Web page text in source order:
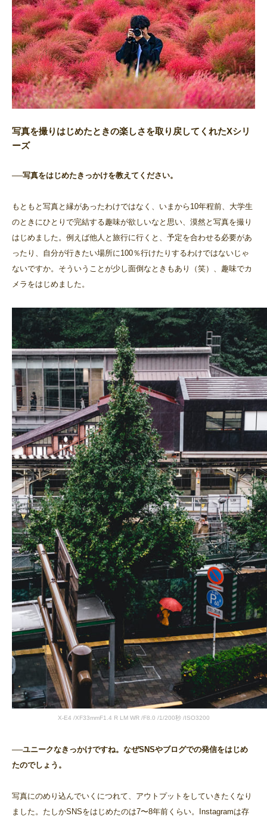
写真を撮りはじめたときの楽しさを取り戻してくれたXシリ
ーズ
──写真をはじめたきっかけを教えてください。
もともと写真と縁があったわけではなく、いまから10年程前、大学生
のときにひとりで完結する趣味が欲しいなと思い、漠然と写真を撮り
はじめました。例えば他人と旅行に行くと、予定を合わせる必要があ
ったり、自分が行きたい場所に100％行けたりするわけではないじゃ
ないですか。そういうことが少し面倒なときもあり（笑）、趣味でカ
メラをはじめました。
X-E4 /XF33mmF1.4 R LM WR /F8.0 /1/200秒 /ISO3200
──ユニークなきっかけですね。なぜSNSやブログでの発信をはじめ
たのでしょう。
写真にのめり込んでいくにつれて、アウトプットをしていきたくなり
ました。たしかSNSをはじめたのは7〜8年前くらい。Instagramは存